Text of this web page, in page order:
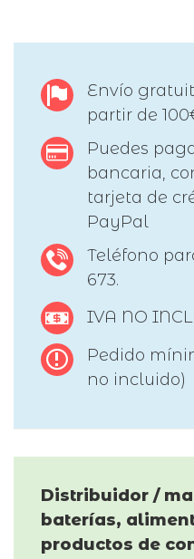
Envío
partir de
Puedes
bancaria,
tarjeta de
PayPal
Teléfono
673.
IVA NO
Pedido
no incluido)
Distribuidor /
baterías,
productos de